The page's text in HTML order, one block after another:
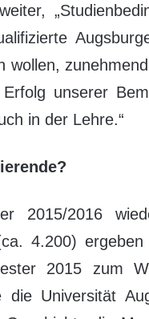
wollen,
unserer
in der Lehre.“
2015/2016
4.200)
2015 zum
Universität